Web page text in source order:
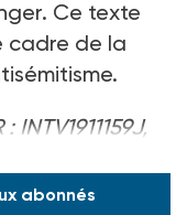
Ce texte
cadre de la
abonnés